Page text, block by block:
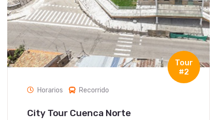
Tour
#2
Horarios Recorrido
City Tour Cuenca Norte